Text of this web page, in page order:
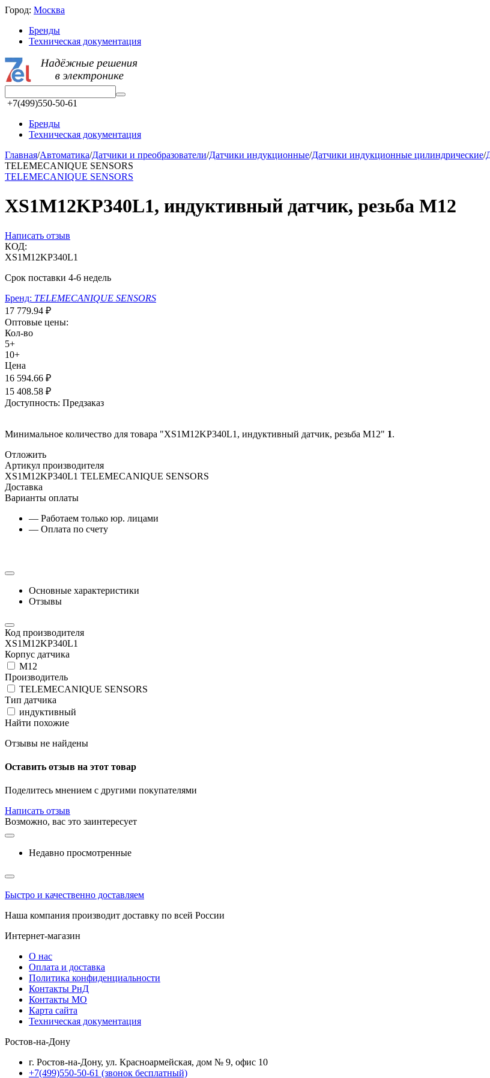
Город: Москва
Бренды
Техническая документация
+7(499)550-50-61
Бренды
Техническая документация
Главная/Автоматика/Датчики и преобразователи/Датчики индукционные/Датчики индукционные цилиндрические/
TELEMECANIQUE SENSORS
TELEMECANIQUE SENSORS
XS1M12KP340L1, индуктивный датчик, резьба М12
Написать отзыв
КОД:
XS1M12KP340L1
Срок поставки 4-6 недель
Бренд: TELEMECANIQUE SENSORS
17 779.94 ₽
Оптовые цены:
Кол-во
5+
10+
Цена
16 594.66 ₽
15 408.58 ₽
Доступность: Предзаказ
Минимальное количество для товара "XS1M12KP340L1, индуктивный датчик, резьба М12" 1.
Отложить
Артикул производителя
XS1M12KP340L1 TELEMECANIQUE SENSORS
Доставка
Варианты оплаты
— Работаем только юр. лицами
— Оплата по счету
Основные характеристики
Отзывы
Код производителя
XS1M12KP340L1
Корпус датчика
М12
Производитель
TELEMECANIQUE SENSORS
Тип датчика
индуктивный
Найти похожие
Отзывы не найдены
Оставить отзыв на этот товар
Поделитесь мнением с другими покупателями
Написать отзыв
Возможно, вас это заинтересует
Недавно просмотренные
Быстро и качественно доставляем
Наша компания производит доставку по всей России
Интернет-магазин
О нас
Оплата и доставка
Политика конфиденциальности
Контакты РнД
Контакты МО
Карта сайта
Техническая документация
Ростов-на-Дону
г. Ростов-на-Дону, ул. Красноармейская, дом № 9, офис 10
+7(499)550-50-61 (звонок бесплатный)